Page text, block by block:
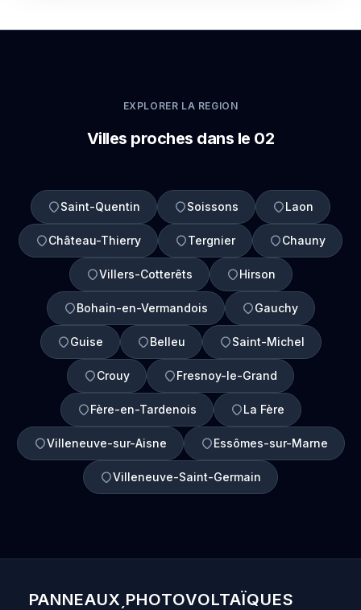
EXPLORER LA REGION
Villes proches dans le 02
Saint-Quentin Soissons Laon
Château-Thierry Tergnier Chauny
Villers-Cotterêts Hirson
Bohain-en-Vermandois Gauchy
Guise Belleu Saint-Michel
Crouy Fresnoy-le-Grand
Fère-en-Tardenois La Fère
Villeneuve-sur-Aisne Essômes-sur-Marne
Villeneuve-Saint-Germain
PANNEAUX PHOTOVOLTAÏQUES